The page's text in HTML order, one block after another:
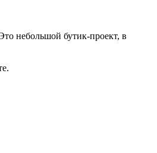
небольшой бутик-проект, в